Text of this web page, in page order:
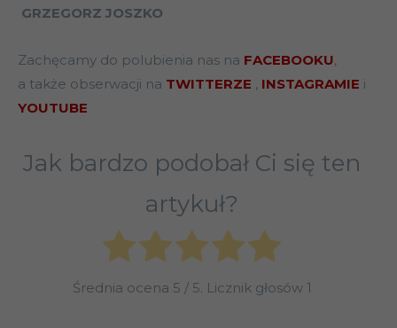
GRZEGORZ JOSZKO
Zachęcamy do polubienia nas na FACEBOOKU,
a także obserwacji na TWITTERZE , INSTAGRAMIE i
YOUTUBE
Jak bardzo podobał Ci się ten
artykuł?
Średnia ocena 5 / 5. Licznik głosów 1